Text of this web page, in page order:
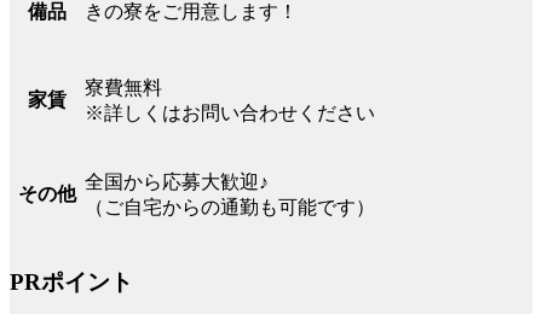
備品
きの寮をご用意します！
家賃
寮費無料
※詳しくはお問い合わせください
その他
全国から応募大歓迎♪
（ご自宅からの通勤も可能です）
PRポイント